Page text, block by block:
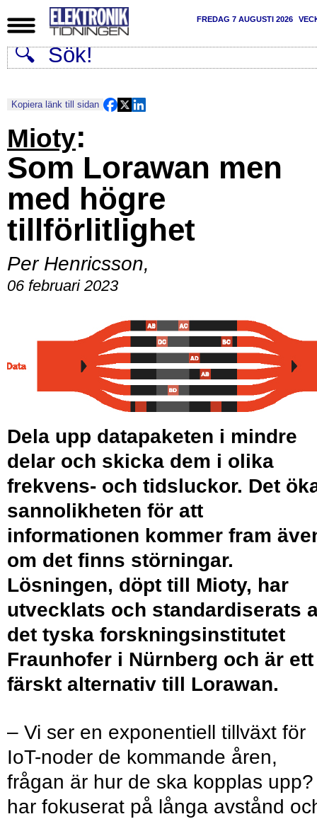
FREDAG 7 AUGUSTI 2026
Kopiera länk till sidan
Mioty:
Som Lorawan men
med högre
tillförlitlighet
Per Henricsson,
06 februari 2023
Dela upp datapaketen i mindre
delar och skicka dem i olika
frekvens- och tidsluckor. Det
­sannolikheten för att
informationen kommer fram
om det finns störningar.
Lösningen, döpt till Mioty, har
utvecklats och standardiserats
det tyska forskningsinstitutet
Fraunhofer i Nürnberg och är ett
färskt alternativ till Lorawan.
– Vi ser en exponentiell tillväxt för
IoT-noder de kommande åren,
frågan är hur de ska kopplas upp?
har fokuserat på långa avstånd